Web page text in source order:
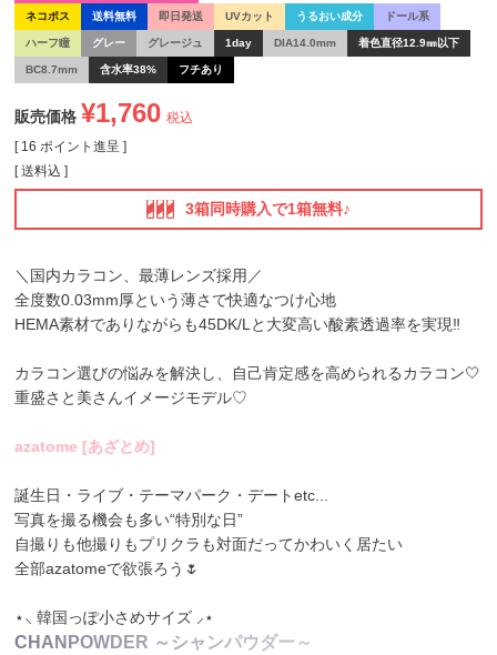
ネコポス 送料無料 即日発送 UVカット うるおい成分 ドール系
ハーフ瞳 グレー グレージュ 1day DIA14.0mm 着色直径12.9㎜以下
BC8.7mm 含水率38% フチあり
販売価格 ¥1,760 税込
[ 16 ポイント進呈 ]
送料込
3箱同時購入で1箱無料♪
＼国内カラコン、最薄レンズ採用／
全度数0.03mm厚という薄さで快適なつけ心地
HEMA素材でありながらも45DK/Lと大変高い酸素透過率を実現‼
カラコン選びの悩みを解決し、自己肯定感を高められるカラコン🤍
重盛さと美さんイメージモデル♡
azatome [あざとめ]
誕生日・ライブ・テーマパーク・デートetc...
写真を撮る機会も多い“特別な日”
自撮りも他撮りもプリクラも対面だってかわいく居たい
全部azatomeで欲張ろう🌷
⋆⸜ 韓国っぽ小さめサイズ ⸝⋆
C H A N POWD E R ～ シャ ンパウ ダー ～